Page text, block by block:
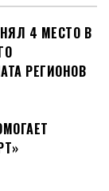
4 МЕСТО В
РЕГИОНОВ